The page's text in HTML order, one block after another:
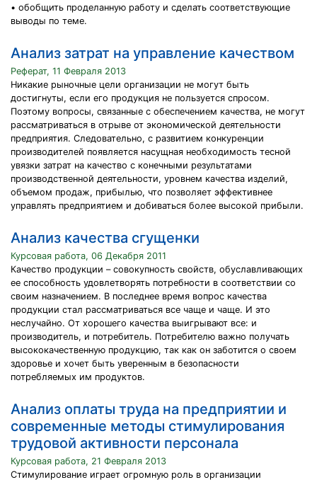
• обобщить проделанную работу и сделать соответствующие
выводы по теме.
Анализ затрат на управление качеством
Реферат, 11 Февраля 2013
Никакие рыночные цели организации не могут быть
достигнуты, если его продукция не пользуется спросом.
Поэтому вопросы, связанные с обеспечением качества, не могут
рассматриваться в отрыве от экономической деятельности
предприятия. Следовательно, с развитием конкуренции
производителей появляется насущная необходимость тесной
увязки затрат на качество с конечными результатами
производственной деятельности, уровнем качества изделий,
объемом продаж, прибылью, что позволяет эффективнее
управлять предприятием и добиваться более высокой прибыли.
Анализ качества сгущенки
Курсовая работа, 06 Декабря 2011
Качество продукции – совокупность свойств, обуславливающих
ее способность удовлетворять потребности в соответствии со
своим назначением. В последнее время вопрос качества
продукции стал рассматриваться все чаще и чаще. И это
неслучайно. От хорошего качества выигрывают все: и
производитель, и потребитель. Потребителю важно получать
высококачественную продукцию, так как он заботится о своем
здоровье и хочет быть уверенным в безопасности
потребляемых им продуктов.
Анализ оплаты труда на предприятии и
современные методы стимулирования
трудовой активности персонала
Курсовая работа, 21 Февраля 2013
Стимулирование играет огромную роль в организации